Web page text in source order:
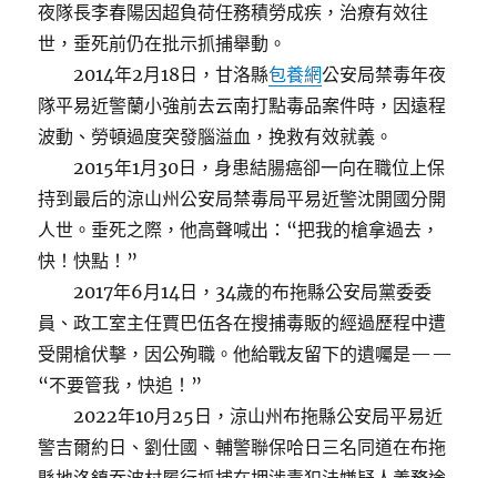
夜隊長李春陽因超負荷任務積勞成疾，治療有效往
世，垂死前仍在批示抓捕舉動。
2014年2月18日，甘洛縣包養網公安局禁毒年夜
隊平易近警蘭小強前去云南打點毒品案件時，因遠程
波動、勞頓過度突發腦溢血，挽救有效就義。
2015年1月30日，身患結腸癌卻一向在職位上保
持到最后的涼山州公安局禁毒局平易近警沈開國分開
人世。垂死之際，他高聲喊出：“把我的槍拿過去，
快！快點！”
2017年6月14日，34歲的布拖縣公安局黨委委
員、政工室主任賈巴伍各在搜捕毒販的經過歷程中遭
受開槍伏擊，因公殉職。他給戰友留下的遺囑是——
“不要管我，快追！”
2022年10月25日，涼山州布拖縣公安局平易近
警吉爾約日、劉仕國、輔警聯保哈日三名同道在布拖